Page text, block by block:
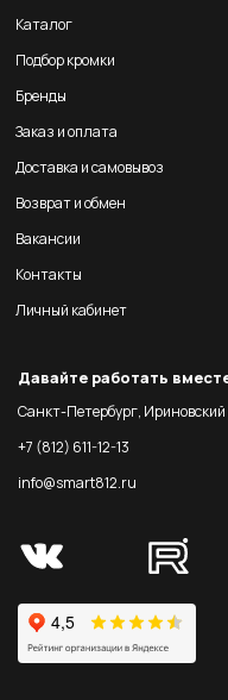
Каталог
Подбор кромки
Бренды
Заказ и оплата
Доставка и самовывоз
Возврат и обмен
Вакансии
Контакты
Личный кабинет
Давайте работать
Санкт-Петербург, Ириновский
+7 (812) 611-12-13
info@smart812.ru